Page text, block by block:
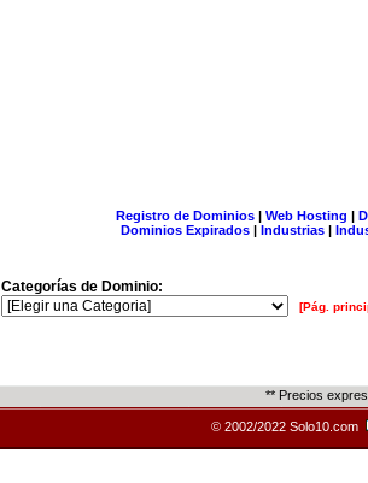
Registro de Dominios| Web Hosting |
Dominios Expirados | Industrias |
Categorías de Dominio:
[Pág.
** Precios
© 2002/2022 Solo10.com